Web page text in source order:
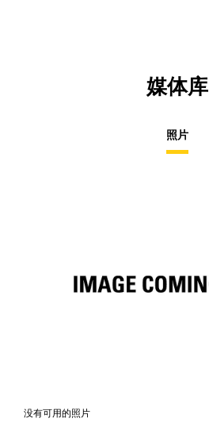
媒体库
照片
没有可用的照片